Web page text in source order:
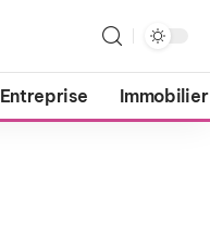
Entreprise Immobilier